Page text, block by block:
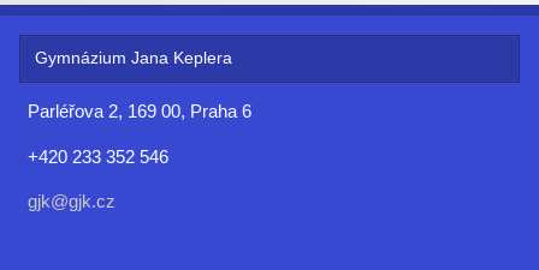
Gymnázium Jana Keplera
Parléřova 2, 169 00, Praha 6
+420 233 352 546
gjk@gjk.cz